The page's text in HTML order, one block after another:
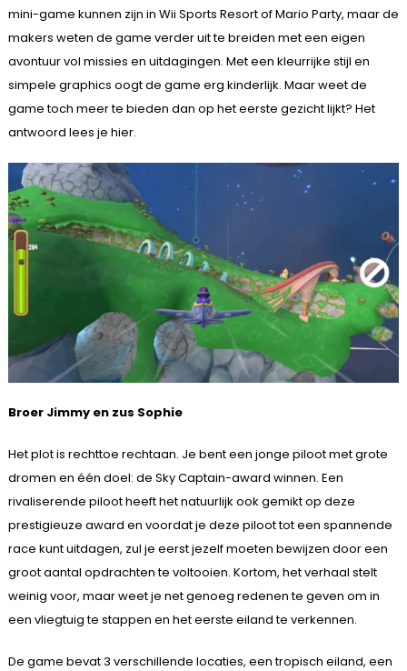
mini-game kunnen zijn in Wii Sports Resort of Mario Party, maar de
makers weten de game verder uit te breiden met een eigen
avontuur vol missies en uitdagingen. Met een kleurrijke stijl en
simpele graphics oogt de game erg kinderlijk. Maar weet de
game toch meer te bieden dan op het eerste gezicht lijkt? Het
antwoord lees je hier.
Broer Jimmy en zus Sophie
Het plot is rechttoe rechtaan. Je bent een jonge piloot met grote
dromen en één doel: de Sky Captain-award winnen. Een
rivaliserende piloot heeft het natuurlijk ook gemikt op deze
prestigieuze award en voordat je deze piloot tot een spannende
race kunt uitdagen, zul je eerst jezelf moeten bewijzen door een
groot aantal opdrachten te voltooien. Kortom, het verhaal stelt
weinig voor, maar weet je net genoeg redenen te geven om in
een vliegtuig te stappen en het eerste eiland te verkennen.
De game bevat 3 verschillende locaties, een tropisch eiland, een